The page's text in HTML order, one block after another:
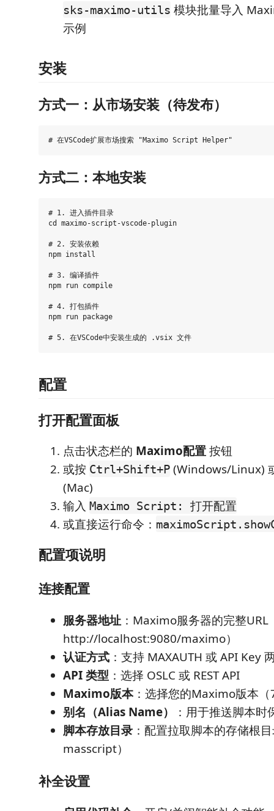
sks-maximo-utils 模块批量导入
示例
安装
方式一：从市场安装（待发布）
方式二：本地安装
# 1. 进入插件目录
cd maximo-script-vscode-plugin
# 2. 安装依赖
npm install
# 3. 编译插件
npm run compile
# 4. 打包插件
npm run package
配置
打开配置面板
点击状态栏的 Maximo配置按钮
或按 Ctrl+Shift+P (Windows/Linux)
(Mac)
输入 Maximo Script: 打开配置
或直接运行命令：
配置项说明
连接配置
服务器地址 ：Maximo服务器的完整URL
http://localhost:9080/maximo）
认证方式 ：支持 MAXAUTH 或 API Key
API 类型 ：选择 OSLC 或 REST API
Maximo版本 ：选择您的Maximo版本
别名（Alias Name）
：用于推送脚本时
脚本存放目录 ：配置拉取脚本的存储根
masscript）
补全设置